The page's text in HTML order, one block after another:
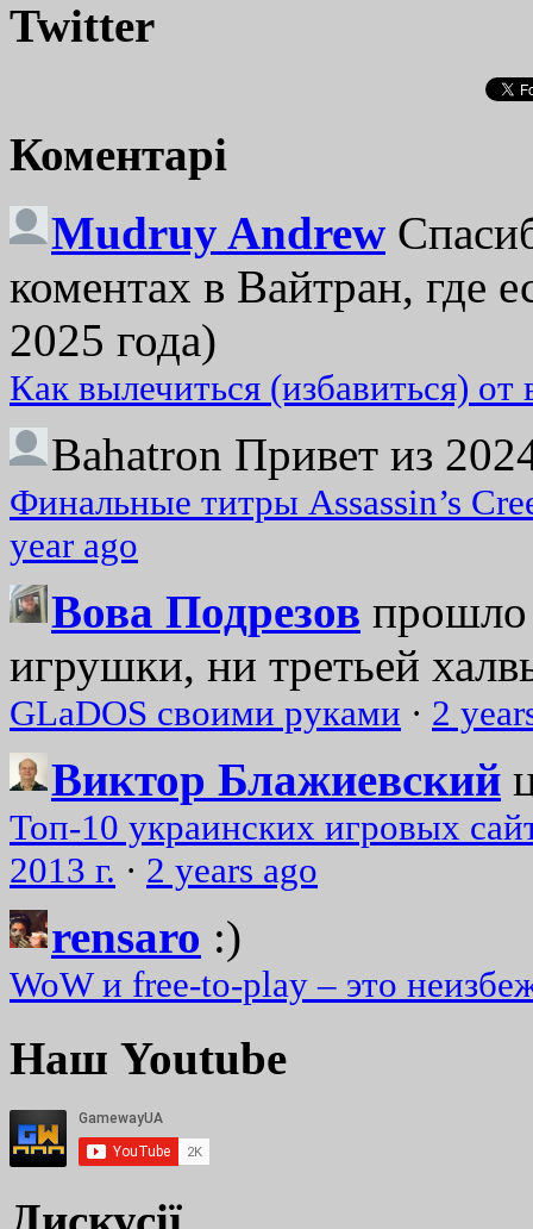
Twitter
Коментарі
Mudruy Andrew
коментах в Вайтран, где
2025 года)
Как вылечиться (избавиться)
Bahatron Привет из
Финальные титры Assassin’s
year ago
Вова Подрезов прошло
игрушки, ни третьей
GLaDOS своими руками · 2
Виктор Блажиевский
Топ-10 украинских игровых
2013 г. · 2 years ago
rensaro :)
WoW и free-to-play – это
Наш Youtube